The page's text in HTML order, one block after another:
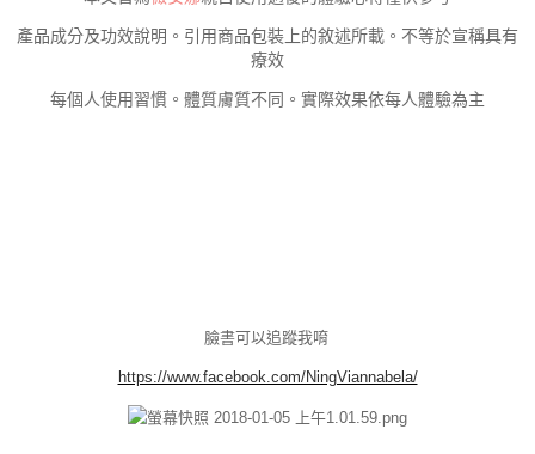
產品成分及功效說明。引用商品包裝上的敘述所載。不等於宣稱具有
療效
每個人使用習慣。體質膚質不同。實際效果依每人體驗為主
臉書可以追蹤我唷
https://www.facebook.com/NingViannabela/